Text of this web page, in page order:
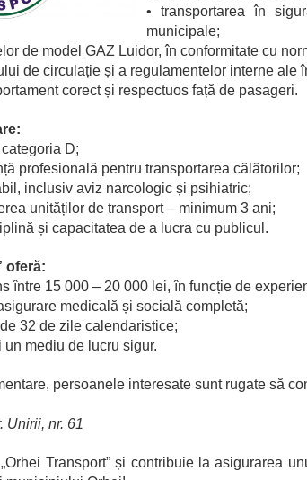
•
transportarea în
municipale;
de model GAZ Luidor, în conformitate cu
de circulație și a regulamentelor interne ale
corect și respectuos față de pasageri.
D;
profesională pentru transportarea călătorilor;
inclusiv aviz narcologic și psihiatric;
unităților de transport – minimum 3 ani;
și capacitatea de a lucra cu publicul.
oferă:
între 15 000 – 20 000 lei, în funcție de
medicală și socială completă;
32 de zile calendaristice;
mediu de lucru sigur.
persoanele interesate sunt rugate să
Unirii, nr. 61
Transport” și contribuie la asigurarea